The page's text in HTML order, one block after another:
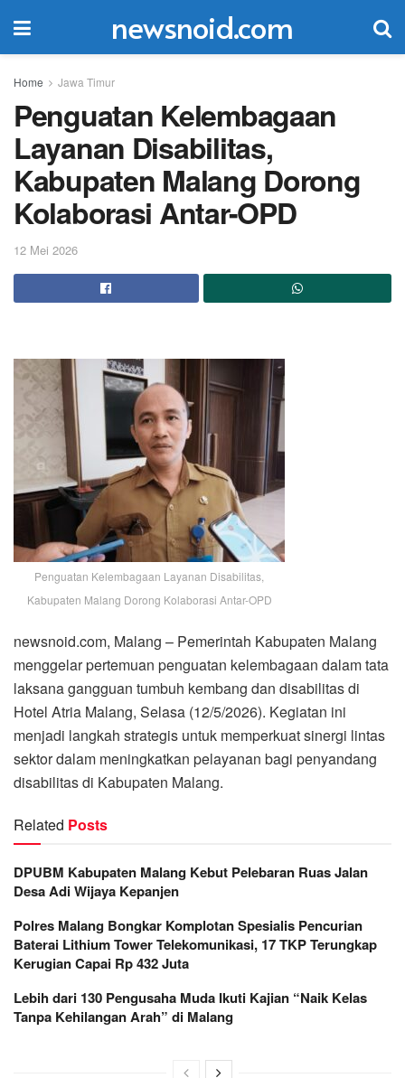
newsnoid.com
Home Jawa Timur
Penguatan Kelembagaan
Layanan Disabilitas,
Kabupaten Malang Dorong
Kolaborasi Antar-OPD
12 Mei 2026
Penguatan Kelembagaan Layanan Disabilitas,
Kabupaten Malang Dorong Kolaborasi Antar-OPD
newsnoid.com, Malang – Pemerintah Kabupaten Malang
menggelar pertemuan penguatan kelembagaan dalam tata
laksana gangguan tumbuh kembang dan disabilitas di
Hotel Atria Malang, Selasa (12/5/2026). Kegiatan ini
menjadi langkah strategis untuk memperkuat sinergi lintas
sektor dalam meningkatkan pelayanan bagi penyandang
disabilitas di Kabupaten Malang.
Related Posts
DPUBM Kabupaten Malang Kebut Pelebaran Ruas Jalan
Desa Adi Wijaya Kepanjen
Polres Malang Bongkar Komplotan Spesialis Pencurian
Baterai Lithium Tower Telekomunikasi, 17 TKP Terungkap
Kerugian Capai Rp 432 Juta
Lebih dari 130 Pengusaha Muda Ikuti Kajian “Naik Kelas
Tanpa Kehilangan Arah” di Malang